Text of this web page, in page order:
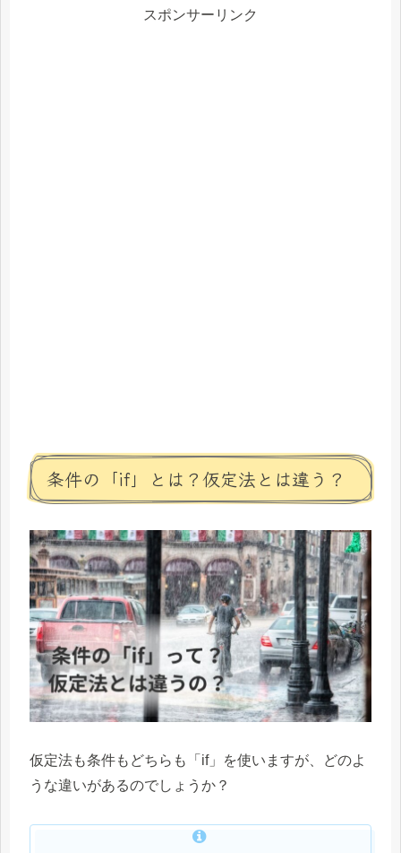
スポンサーリンク
条件の「if」とは？仮定法とは違う？
仮定法も条件もどちらも「if」を使いますが、どのよ
うな違いがあるのでしょうか？